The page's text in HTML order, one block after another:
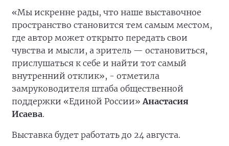
«Мы искренне рады, что наше выставочное
пространство становится тем самым местом,
где автор может открыто передать свои
чувства и мысли, а зритель — остановиться,
прислушаться к себе и найти тот самый
внутренний отклик», - отметила
замруководителя штаба общественной
поддержки «Единой России»Анастасия
Исаева.
Выставка будет работать до 24 августа.